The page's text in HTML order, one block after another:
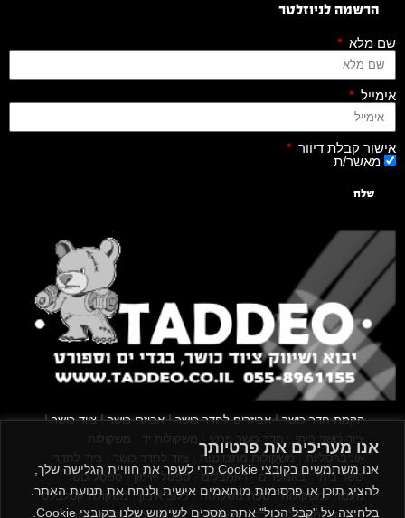
אנו מעריכים את פרטיותך
אנו משתמשים בקובצי Cookie כדי לשפר את חוויית הגלישה שלך,
להציג תוכן או פרסומות מותאמים אישית ולנתח את תנועת האתר.
בלחיצה על "קבל הכול" אתה מסכים לשימוש שלנו בקובצי Cookie.
הרשמה לניוזלטר
שם מלא
אימייל
אישור קבלת דיוור
מאשר/ת
שלח
הקמת חדר כושר|אביזרים לחדר כושר|אביזרי כושר|ציוד כושר|
ציוד כושר ביתי חדר כושר פרטי משקולות יד
משקולות
אוניברסליות |משקולות מתכווננות ציוד לחדר כושר
ציוד לחדר
כושר ביתי|באמפרים |דאמבלים |ספסל אימון | ספסל כושר|
מעמד למשקולות|ספת משקולות |כלוב אימון|משקולת קטלבלס
|סטנד למשקולות|כלוב משקולות|ציוד ספורט|ספת כושר|